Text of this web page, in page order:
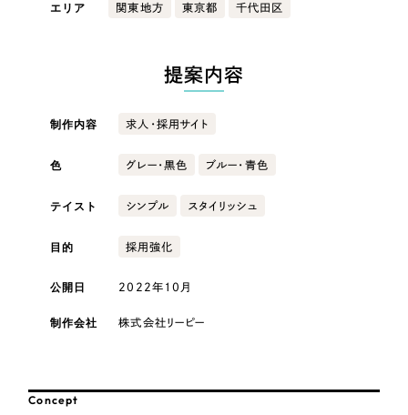
ブランドサイト制作
リープ・プロジェクト
ライン領域のマーケティングまでまるっと代行
採用DX支援
リープ・リクルーティング
リープ・キャリア
完全成功報酬型のスカウト型ハイクラス人材紹介（岐阜・愛知）
Outsourcing
アウトソーシング（代行支援）
リープ・プロジェクト
「採用強化」を目的とした採用業務代行
その他のサービス
AI倫理ポリシー クッキーポリシー
医療・福祉
コンサルティング・調査
人材紹介・派遣
エリア 関東地方 東京都 千代田区
提案内容
制作内容 求人・採用サイト
色 グレー・黒色 ブルー・青色
テイスト シンプル スタイリッシュ
目的 採用強化
公開日 2022年10月
制作会社 株式会社リーピー
Concept